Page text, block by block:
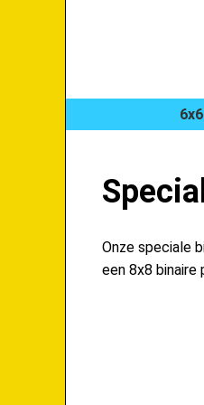
Onze speciale
een 8x8 binaire